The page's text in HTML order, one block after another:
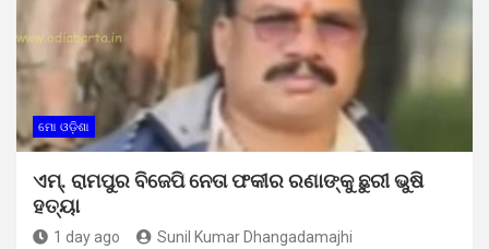
ମୋ ଓଡ଼ିଶା
ଏମ୍. ରାମପୁର ବିଜେପି ନେତା ଫକୀର ରଣାଙ୍କୁ ଛୁରୀ ଭୁଷି
ହତ୍ୟା
1 day ago Sunil Kumar Dhangadamajhi